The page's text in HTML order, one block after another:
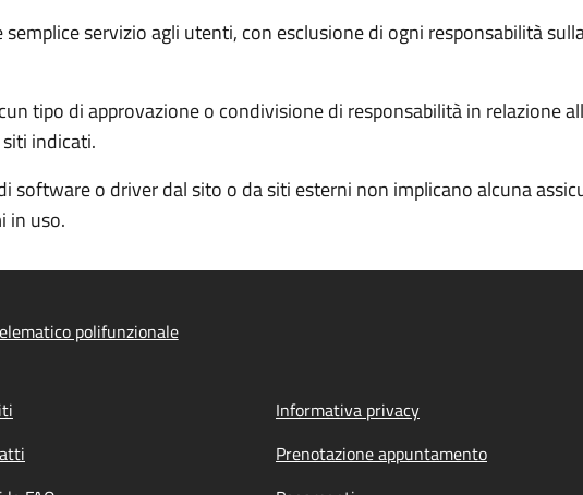
servizio agli utenti, con esclusione di ogni responsabilità
tipo di approvazione o condivisione di responsabilità in relazione
indicati.
o driver dal sito o da siti esterni non implicano alcuna
in uso.
polifunzionale
Informativa privacy
Prenotazione appuntamento